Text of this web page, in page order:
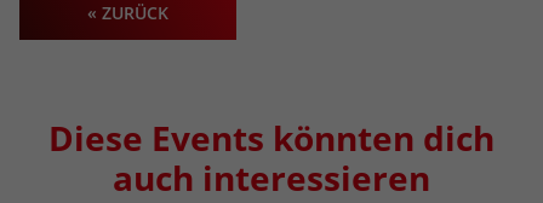
« ZURÜCK
Diese Events könnten dich
auch interessieren